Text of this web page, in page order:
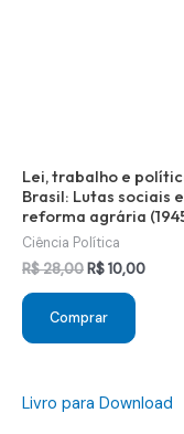
Lei, trabalho e
Brasil: Lutas sociais e
reforma agrária
Ciência Política
R$28,00O
original
era:
R$ 28,00.
R$10,00O
Comprar
Livro para Download